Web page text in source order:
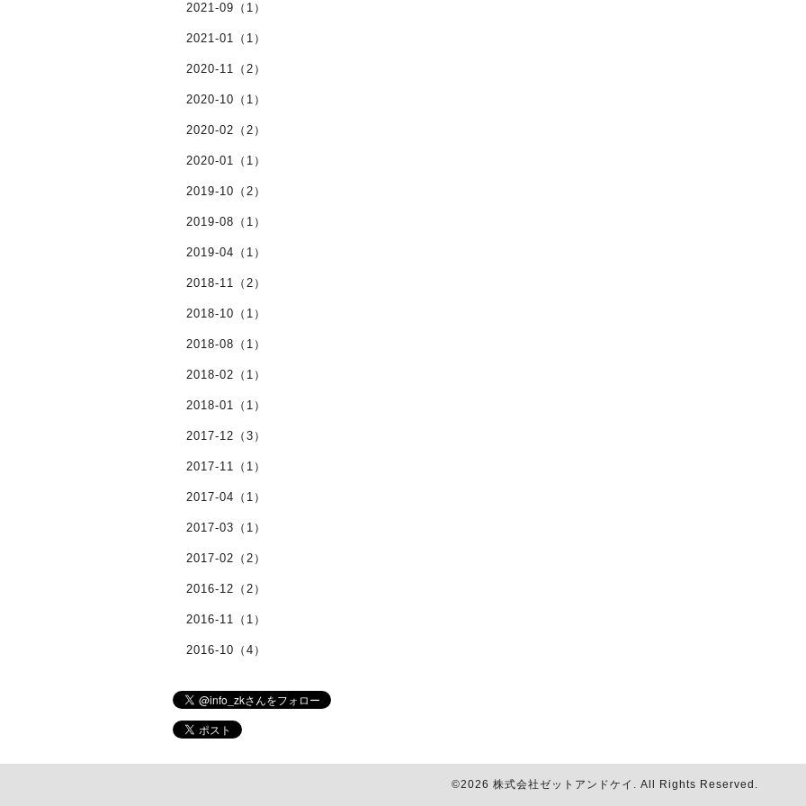
2021-09（1）
2021-01（1）
2020-11（2）
2020-10（1）
2020-02（2）
2020-01（1）
2019-10（2）
2019-08（1）
2019-04（1）
2018-11（2）
2018-10（1）
2018-08（1）
2018-02（1）
2018-01（1）
2017-12（3）
2017-11（1）
2017-04（1）
2017-03（1）
2017-02（2）
2016-12（2）
2016-11（1）
2016-10（4）
©2026 株式会社ゼットアンドケイ . All Rights Reserved.